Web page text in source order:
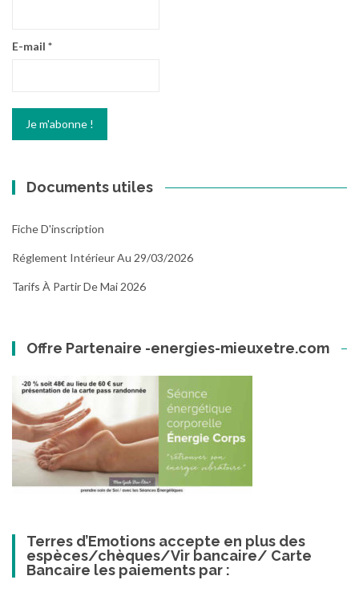
E-mail *
Documents utiles
Fiche D'inscription
Réglement Intérieur Au 29/03/2026
Tarifs À Partir De Mai 2026
Offre Partenaire -energies-mieuxetre.com
Terres d’Emotions accepte en plus des
espèces/chèques/Vir bancaire/ Carte
Bancaire les paiements par :